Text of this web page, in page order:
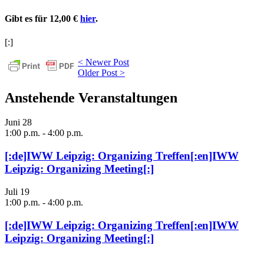
Gibt es für 12,00 € hier.
[:]
< Newer Post
Older Post >
Anstehende Veranstaltungen
Juni 28
1:00 p.m. - 4:00 p.m.
[:de]IWW Leipzig: Organizing Treffen[:en]IWW
Leipzig: Organizing Meeting[:]
Juli 19
1:00 p.m. - 4:00 p.m.
[:de]IWW Leipzig: Organizing Treffen[:en]IWW
Leipzig: Organizing Meeting[:]